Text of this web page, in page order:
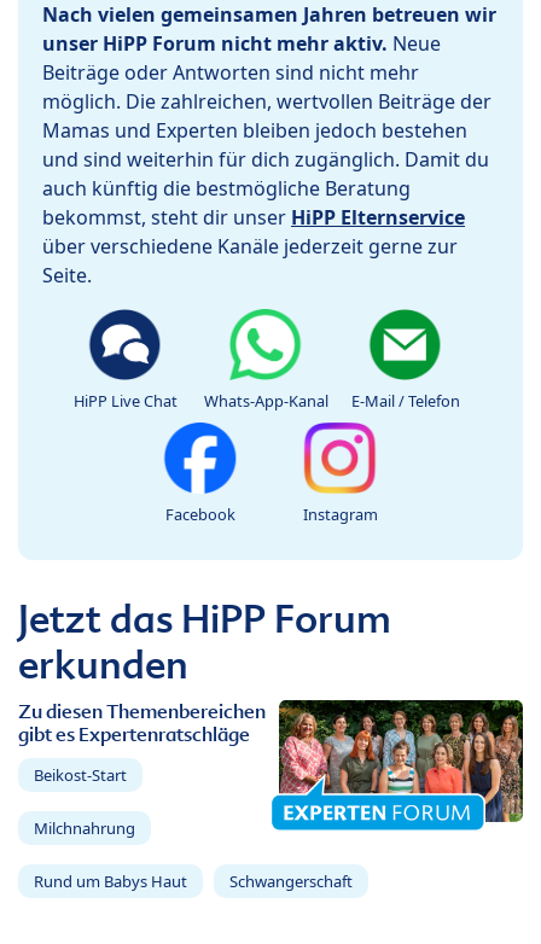
Nach vielen gemeinsamen Jahren betreuen wir
unser HiPP Forum nicht mehr aktiv. Neue
Beiträge oder Antworten sind nicht mehr
möglich. Die zahlreichen, wertvollen Beiträge der
Mamas und Experten bleiben jedoch bestehen
und sind weiterhin für dich zugänglich. Damit du
auch künftig die bestmögliche Beratung
bekommst, steht dir unser HiPP Elternservice
über verschiedene Kanäle jederzeit gerne zur
Seite.
HiPP Live Chat Whats-App-Kanal E-Mail / Telefon
Facebook Instagram
Jetzt das HiPP Forum
erkunden
Zu diesen Themenbereichen
gibt es Expertenratschläge
Beikost-Start
Milchnahrung
Rund um Babys Haut Schwangerschaft